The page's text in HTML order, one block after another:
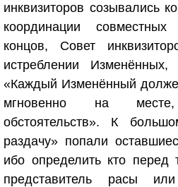
инквизиторов созывались
координации
концов, Совет
истреблении
«Каждый Изменённый
мгновенно на
обстоятельств». К
раздачу» попали
ибо определить кто
представитель расы